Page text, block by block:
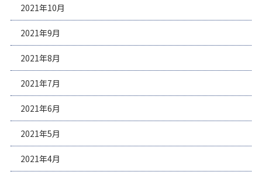
2021年10月
2021年9月
2021年8月
2021年7月
2021年6月
2021年5月
2021年4月